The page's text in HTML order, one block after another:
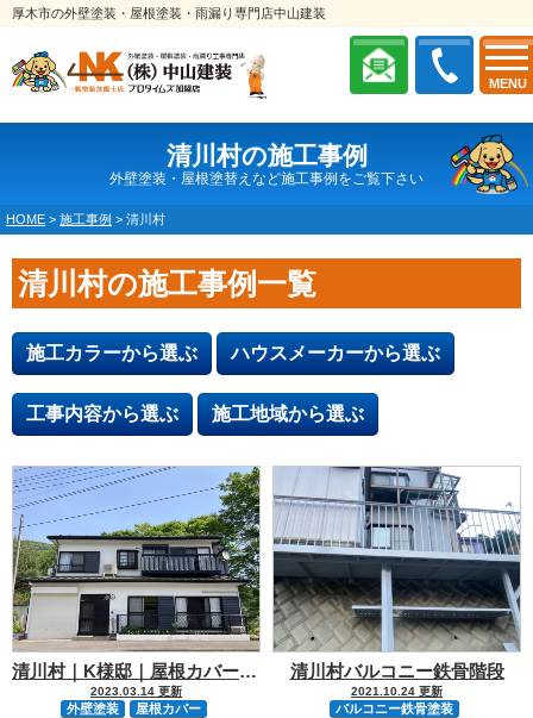
MENU
厚木市の外壁塗装・屋根塗装・雨漏り専門店中山建装
清川村の施工事例
外壁塗装・屋根塗替えなど施工事例をご覧下さい
HOME > 施工事例 > 清川村
清川村の施工事例一覧
施工カラーから選ぶ ハウスメーカーから選ぶ
工事内容から選ぶ 施工地域から選ぶ
清川村｜K様邸｜屋根カバー｜外壁塗装
2023.03.14 更新
外壁塗装 屋根カバー
清川村バルコニー鉄骨階段
2021.10.24 更新
バルコニー鉄骨塗装